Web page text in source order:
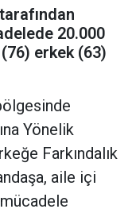
20.000
erkek (63)
Yönelik
Farkındalık
aile içi